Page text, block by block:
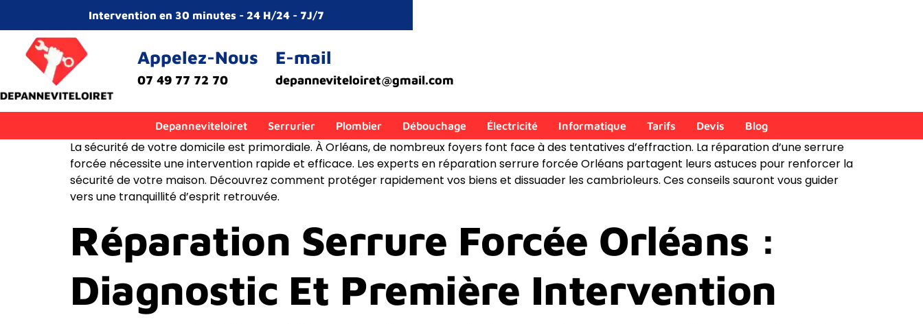
Intervention en 30 minutes - 24 H/24 - 7J/7
Appelez-Nous
07 49 77 72 70
E-mail
depanneviteloiret@gmail.com
Depanneviteloiret Serrurier Plombier Débouchage Électricité Informatique Tarifs Devis Blog
La sécurité de votre domicile est primordiale. À Orléans, de nombreux foyers font face à des tentatives d’effraction. La réparation d’une serrure
forcée nécessite une intervention rapide et efficace. Les experts en réparation serrure forcée Orléans partagent leurs astuces pour renforcer la
sécurité de votre maison. Découvrez comment protéger rapidement vos biens et dissuader les cambrioleurs. Ces conseils sauront vous guider
vers une tranquillité d’esprit retrouvée.
Réparation Serrure Forcée Orléans :
Diagnostic Et Première Intervention